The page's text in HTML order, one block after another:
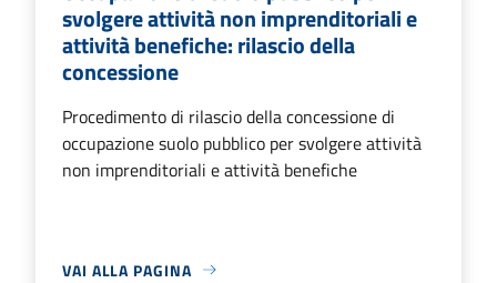
svolgere attività non imprenditoriali e
attività benefiche: rilascio della
concessione
Procedimento di rilascio della concessione di
occupazione suolo pubblico per svolgere attività
non imprenditoriali e attività benefiche
VAI ALLA PAGINA